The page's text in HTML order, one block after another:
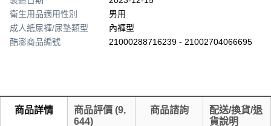
衛生用品適用性別
男用
成人紙尿褲/尿墊類型
內褲型
酷澎商品編號
21000288716239 - 21002704066695
商品詳情 商品評價 (9,
644)
商品諮詢
配送/換貨/退
貨說明